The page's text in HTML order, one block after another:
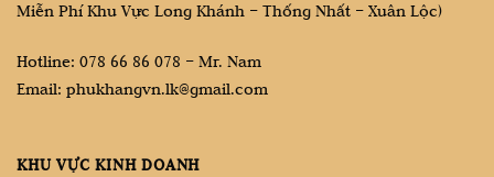
Miễn Phí Khu Vực Long Khánh – Thống Nhất – Xuân Lộc)
Hotline: 078 66 86 078 – Mr. Nam
Email: phukhangvn.lk@gmail.com
KHU VỰC KINH DOANH